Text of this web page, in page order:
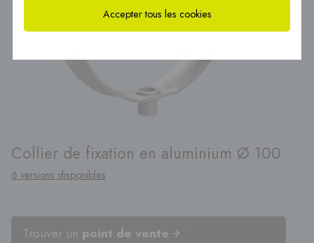
Collier de fixation en aluminium Ø 100
6 versions disponibles
Trouver un point de vente
Accepter tous les cookies